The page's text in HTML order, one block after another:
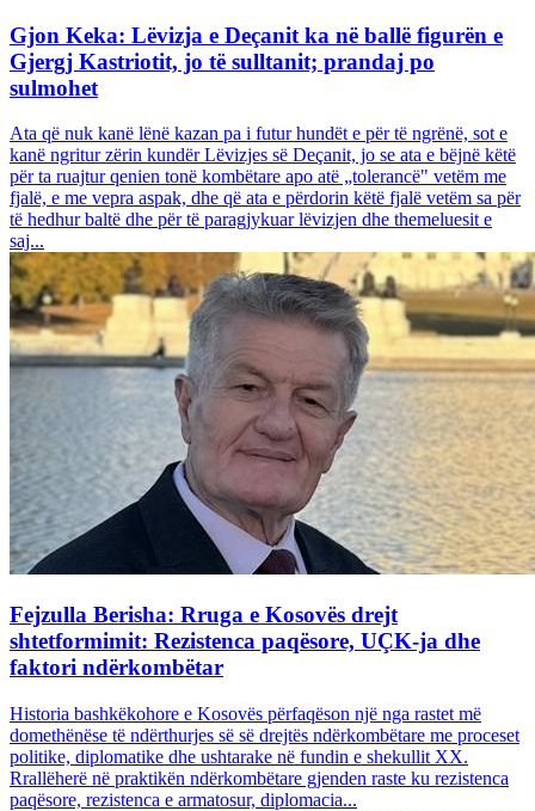
Gjon Keka: Lëvizja e Deçanit ka në ballë figurën e
Gjergj Kastriotit, jo të sulltanit; prandaj po
sulmohet
Ata që nuk kanë lënë kazan pa i futur hundët e për të ngrënë, sot e
kanë ngritur zërin kundër Lëvizjes së Deçanit, jo se ata e bëjnë këtë
për ta ruajtur qenien tonë kombëtare apo atë „tolerancë" vetëm me
fjalë, e me vepra aspak, dhe që ata e përdorin këtë fjalë vetëm sa për
të hedhur baltë dhe për të paragjykuar lëvizjen dhe themeluesit e
saj...
Fejzulla Berisha: Rruga e Kosovës drejt
shtetformimit: Rezistenca paqësore, UÇK-ja dhe
faktori ndërkombëtar
Historia bashkëkohore e Kosovës përfaqëson një nga rastet më
domethënëse të ndërthurjes së së drejtës ndërkombëtare me proceset
politike, diplomatike dhe ushtarake në fundin e shekullit XX.
Rrallëherë në praktikën ndërkombëtare gjenden raste ku rezistenca
paqësore, rezistenca e armatosur, diplomacia...